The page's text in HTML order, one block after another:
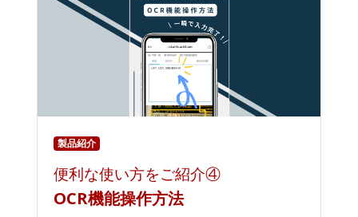
製品紹介
便利な使い方をご紹介④
OCR機能操作方法